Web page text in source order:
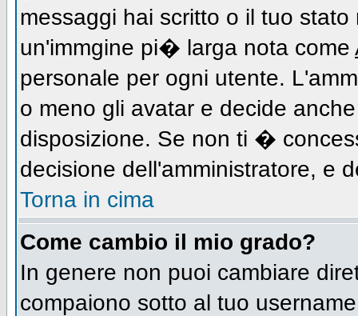
messaggi hai scritto o il tuo
un'immgine pi� larga nota come
personale per ogni utente.
o meno gli avatar e decide
disposizione. Se non ti �
decisione dell'amministratore, e
Torna in cima
Come cambio il mio grado?
In genere non puoi cambiare
compaiono sotto al tuo